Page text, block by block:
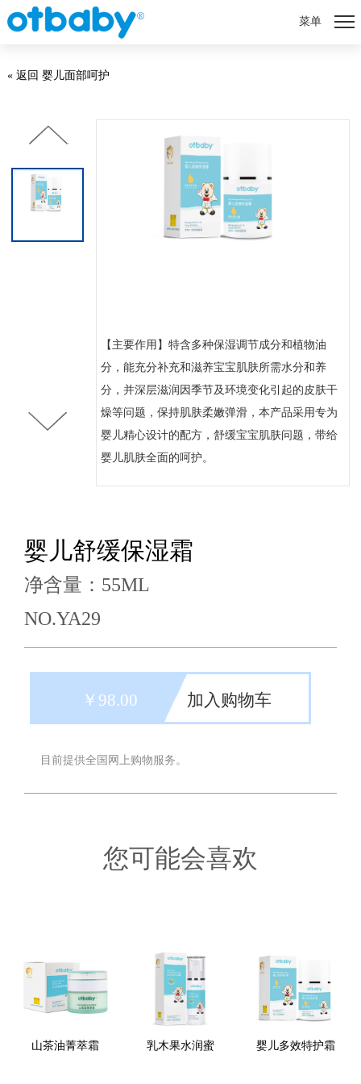
菜单
« 返回 婴儿面部呵护
【主要作用】特含多种保湿调节成分和植物油
分，能充分补充和滋养宝宝肌肤所需水分和养
分，并深层滋润因季节及环境变化引起的皮肤干
燥等问题，保持肌肤柔嫩弹滑，本产品采用专为
婴儿精心设计的配方，舒缓宝宝肌肤问题，带给
婴儿肌肤全面的呵护。
婴儿舒缓保湿霜
净含量：55ML
NO.YA29
￥98.00 加入购物车
目前提供全国网上购物服务。
您可能会喜欢
山茶油菁萃霜 乳木果水润蜜 婴儿多效特护霜